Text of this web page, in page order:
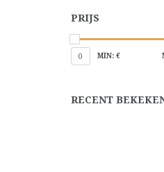
PRIJS
0 MIN: €
RECENT